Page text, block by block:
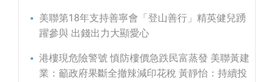
美聯第18年支持善寧會「登山善行」精英健兒踴
躍參與 出錢出力大顯愛心
港樓現危險警號 慎防樓價急跌民富蒸發 美聯黃建
業：籲政府果斷全撤辣減印花稅 黃靜怡：持續投